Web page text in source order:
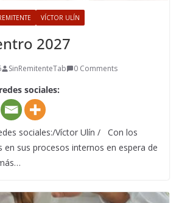
VÍCTOR ULÍN
2027
SinRemitenteTab 0 Comments
sociales:
sociales:/Víctor Ulín / Con los
sus procesos internos en espera de